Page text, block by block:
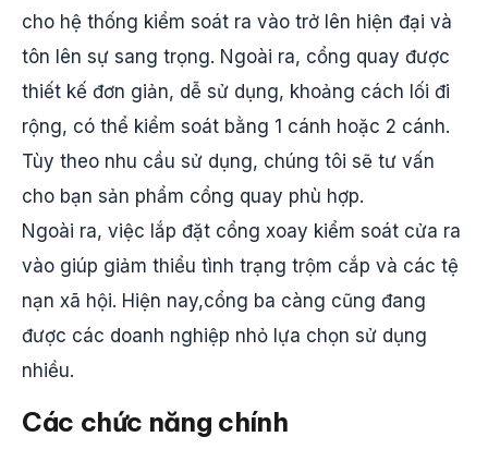
cho hệ thống kiểm soát ra vào trở lên hiện đại và
tôn lên sự sang trọng. Ngoài ra, cổng quay được
thiết kế đơn giản, dễ sử dụng, khoảng cách lối đi
rộng, có thể kiểm soát bằng 1 cánh hoặc 2 cánh.
Tùy theo nhu cầu sử dụng, chúng tôi sẽ tư vấn
cho bạn sản phẩm cổng quay phù hợp.
Ngoài ra, việc lắp đặt cổng xoay kiểm soát cửa ra
vào giúp giảm thiểu tình trạng trộm cắp và các tệ
nạn xã hội. Hiện nay,cổng ba càng cũng đang
được các doanh nghiệp nhỏ lựa chọn sử dụng
nhiều.
Các chức năng chính